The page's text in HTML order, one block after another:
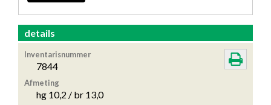
details
Inventarisnummer
7844
Afmeting
hg 10,2 / br 13,0